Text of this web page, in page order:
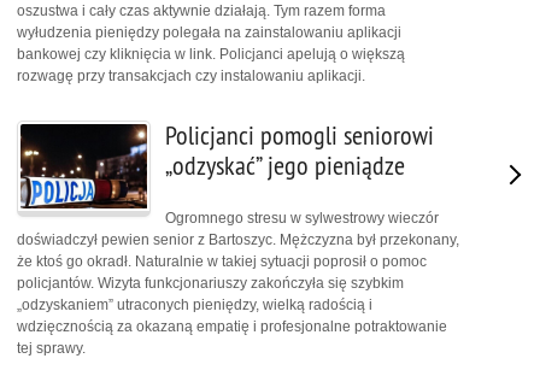
oszustwa i cały czas aktywnie działają. Tym razem forma
wyłudzenia pieniędzy polegała na zainstalowaniu aplikacji
bankowej czy kliknięcia w link. Policjanci apelują o większą
rozwagę przy transakcjach czy instalowaniu aplikacji.
Policjanci pomogli seniorowi
„odzyskać” jego pieniądze
Ogromnego stresu w sylwestrowy wieczór
doświadczył pewien senior z Bartoszyc. Mężczyzna był przekonany,
że ktoś go okradł. Naturalnie w takiej sytuacji poprosił o pomoc
policjantów. Wizyta funkcjonariuszy zakończyła się szybkim
„odzyskaniem” utraconych pieniędzy, wielką radością i
wdzięcznością za okazaną empatię i profesjonalne potraktowanie
tej sprawy.